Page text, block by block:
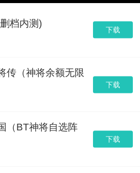
下载
档内测)
下载
传（神将余额无限
下载
（BT神将自选阵